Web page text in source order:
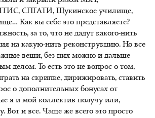
СПГАТИ, Щукинское училище,
Как вы себе это представляете?
за то, что не дадут какого-нить
на какую-нить реконструкцию. Но все
вещи, без них можно и дальше
делом. То есть это не вопрос о том,
на скрипке, дирижировать, ставить
о дополнительных бонусах от
я и мой коллектив получу или,
Вот и все. Чаще же всего это просто